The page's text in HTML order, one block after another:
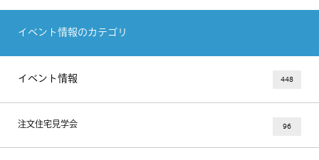
イベント情報のカテゴリ
イベント情報 448
注文住宅見学会 96